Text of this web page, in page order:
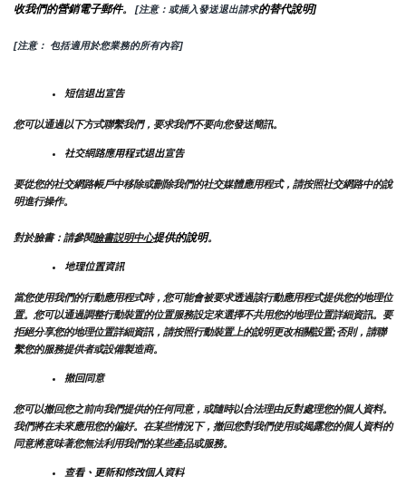
收我們的營銷電子郵件。 [注意：或插入發送退出請求的替代說明]
[注意： 包括適用於您業務的所有內容]
短信退出宣告
您可以通過以下方式聯繫我們，要求我們不要向您發送簡訊。
社交網路應用程式退出宣告
要從您的社交網路帳戶中移除或刪除我們的社交媒體應用程式，請按照社交網路中的說
明進行操作。
對於臉書：請參閱臉書説明中心提供的說明。
地理位置資訊
當您使用我們的行動應用程式時，您可能會被要求透過該行動應用程式提供您的地理位
置。您可以通過調整行動裝置的位置服務設定來選擇不共用您的地理位置詳細資訊。要
拒絕分享您的地理位置詳細資訊，請按照行動裝置上的說明更改相關設置;否則，請聯
繫您的服務提供者或設備製造商。
撤回同意
您可以撤回您之前向我們提供的任何同意，或隨時以合法理由反對處理您的個人資料。
我們將在未來應用您的偏好。在某些情況下，撤回您對我們使用或揭露您的個人資料的
同意將意味著您無法利用我們的某些產品或服務。
查看、更新和修改個人資料